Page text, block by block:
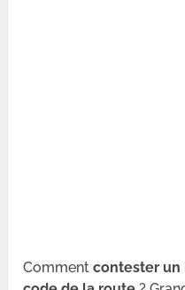
Commentcontester un